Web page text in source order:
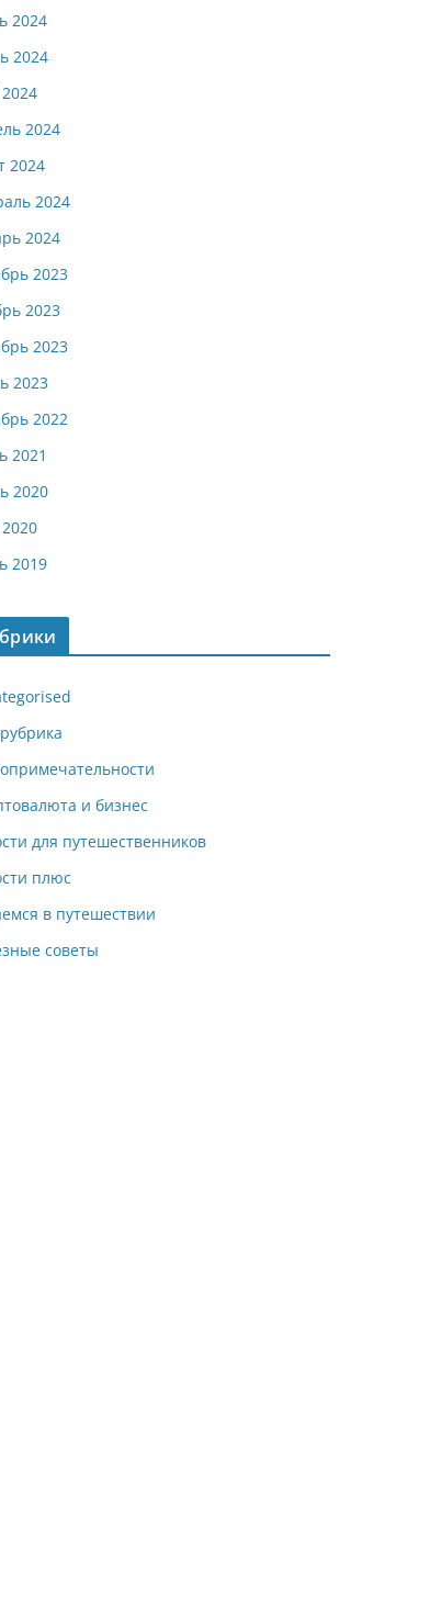
2024
2024
2024
2024
2024
2024
2023
2023
2023
2023
2022
2021
2020
2019
и бизнес
для путешественников
плюс
в путешествии
советы